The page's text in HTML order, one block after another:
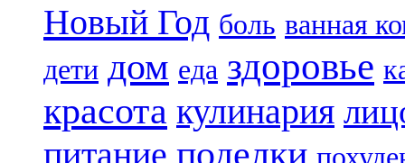
Новый Год боль ванная
дети дом еда здоровье
красота кулинария
питание поделки